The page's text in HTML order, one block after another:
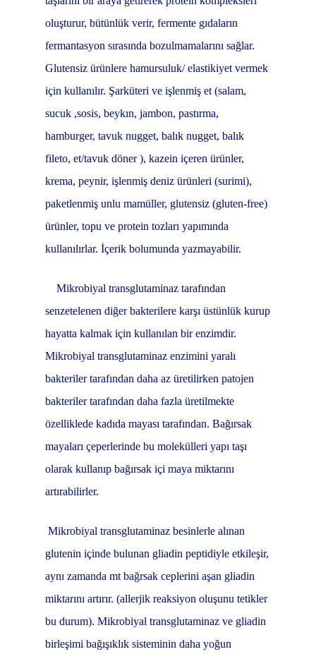
oluşturur, bütünlük verir, fermente gıdaların
fermantasyon sırasında bozulmamalarını sağlar.
Glutensiz ürünlere hamursuluk/ elastikiyet vermek
için kullanılır. Şarküteri ve işlenmiş et (salam,
sucuk ,sosis, beykın, jambon, pastırma,
hamburger, tavuk nugget, balık nugget, balık
fileto, et/tavuk döner ), kazein içeren ürünler,
krema, peynir, işlenmiş deniz ürünleri (surimi),
paketlenmiş unlu mamüller, glutensiz (gluten-free)
ürünler, topu ve protein tozları yapımında
kullanılırlar. İçerik bolumunda yazmayabilir.
Mikrobiyal transglutaminaz tarafından
senzetelenen diğer bakterilere karşı üstünlük kurup
hayatta kalmak için kullanılan bir enzimdir.
Mikrobiyal transglutaminaz enzimini yaralı
bakteriler tarafından daha az üretilirken patojen
bakteriler tarafından daha fazla üretilmekte
özelliklede kadıda mayası tarafından. Bağırsak
mayaları çeperlerinde bu molekülleri yapı taşı
olarak kullanıp bağırsak içi maya miktarını
artırabilirler.
Mikrobiyal transglutaminaz besinlerle alınan
glutenin içinde bulunan gliadin peptidiyle etkileşir,
aynı zamanda mt bağrsak ceplerini aşan gliadin
miktarını artırır. (allerjik reaksiyon oluşunu tetikler
bu durum). Mikrobiyal transglutaminaz ve gliadin
birleşimi bağışıklık sisteminin daha yoğun